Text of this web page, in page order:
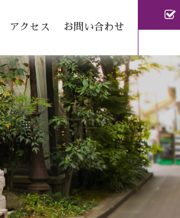
アクセス お問い合わせ